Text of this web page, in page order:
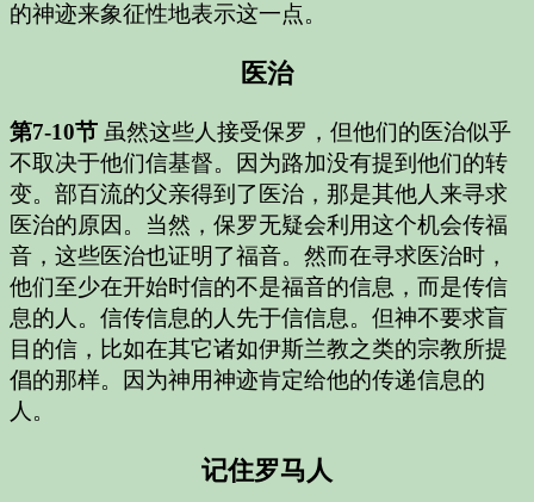
的神迹来象征性地表示这一点。
医治
第7-10节 虽然这些人接受保罗，但他们的医治似乎
不取决于他们信基督。因为路加没有提到他们的转
变。部百流的父亲得到了医治，那是其他人来寻求
医治的原因。当然，保罗无疑会利用这个机会传福
音，这些医治也证明了福音。然而在寻求医治时，
他们至少在开始时信的不是福音的信息，而是传信
息的人。信传信息的人先于信信息。但神不要求盲
目的信，比如在其它诸如伊斯兰教之类的宗教所提
倡的那样。因为神用神迹肯定给他的传递信息的
人。
记住罗马人